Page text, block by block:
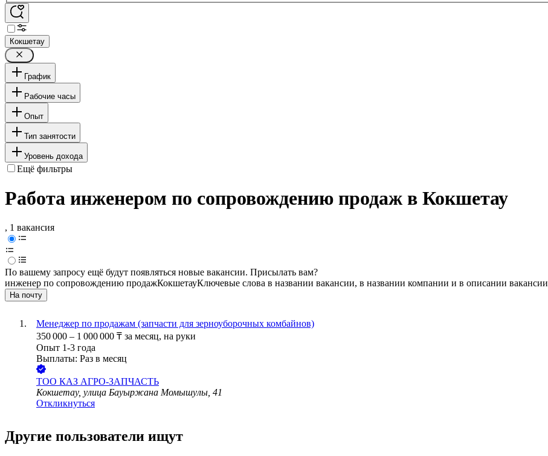
Кокшетау
График
Рабочие часы
Опыт
Тип занятости
Уровень дохода
Ещё фильтры
Работа инженером по сопровождению продаж в Кокшетау
, 1 вакансия
По вашему запросу ещё будут появляться новые вакансии. Присылать вам?
инженер по сопровождению продажКокшетауКлючевые слова в названии вакансии, в названии компании и в описании вакансии
На почту
Менеджер по продажам (запчасти для зерноуборочных комбайнов)
350 000 – 1 000 000 ₸ за месяц, на руки
Опыт 1-3 года
Выплаты: Раз в месяц
ТОО КАЗ АГРО-ЗАПЧАСТЬ
Кокшетау, улица Бауыржана Момышулы, 41
Откликнуться
Другие пользователи ищут